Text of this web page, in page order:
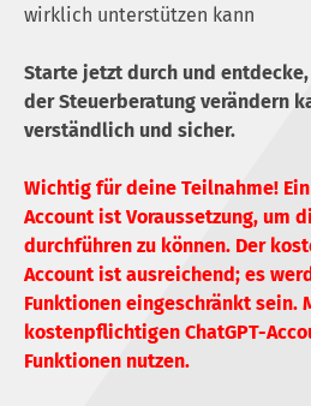
wirklich unterstützen kann
Starte jetzt durch und
der Steuerberatung verändern
verständlich und sicher.
Wichtig für deine Teilnahme!
Account ist Voraussetzung, um
durchführen zu können. Der
Account ist ausreichend; es
Funktionen eingeschränkt sein.
kostenpflichtigen ChatGPT-
Funktionen nutzen.